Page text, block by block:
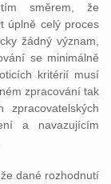
směrem, že
úplně celý proces
žádný význam,
se minimálně
kritérií musí
zpracování tak
a navazujícím
dané rozhodnutí